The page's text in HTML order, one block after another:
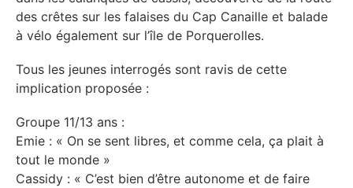
des crêtes sur les falaises du Cap Canaille et balade
à vélo également sur l’île de Porquerolles.
Tous les jeunes interrogés sont ravis de cette
implication proposée :
Groupe 11/13 ans :
Emie : « On se sent libres, et comme cela, ça plait à
tout le monde »
Cassidy : « C’est bien d’être autonome et de faire